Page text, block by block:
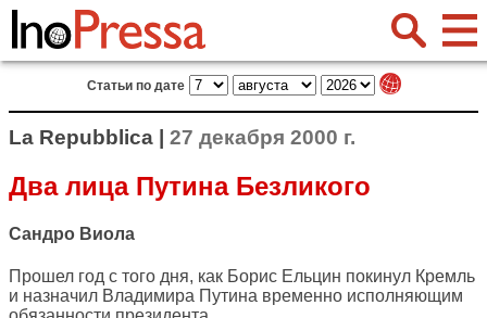
Статьи по дате
La Repubblica | 27 декабря 2000 г.
Два лица Путина Безликого
Сандро Виола
Прошел год с того дня, как Борис Ельцин покинул Кремль
и назначил Владимира Путина временно исполняющим